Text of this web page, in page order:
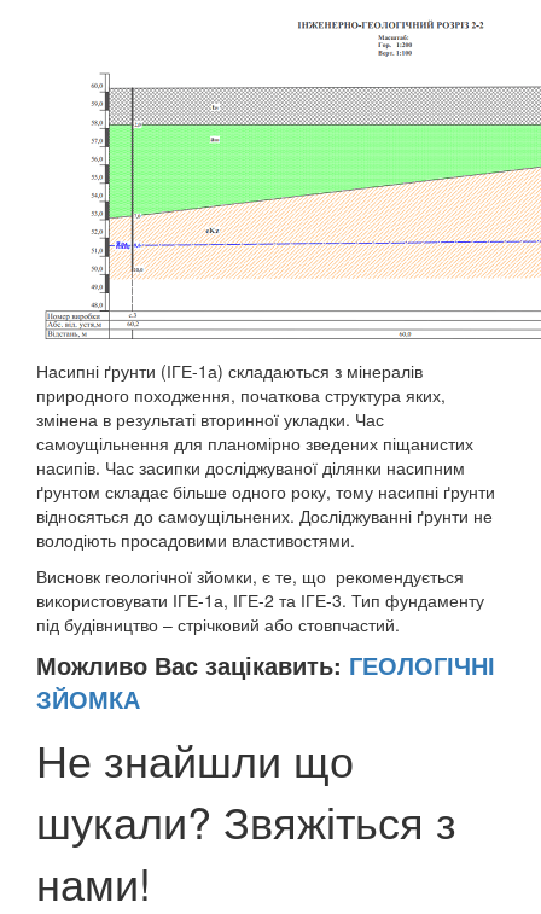
Насипні ґрунти (ІГЕ-1а) складаються з мінералів
природного походження, початкова структура яких,
змінена в результаті вторинної укладки. Час
самоущільнення для планомірно зведених піщанистих
насипів. Час засипки досліджуваної ділянки насипним
ґрунтом складає більше одного року, тому насипні ґрунти
відносяться до самоущільнених. Досліджуванні ґрунти не
володіють просадовими властивостями.
Висновк геологічної зйомки, є те, що рекомендується
використовувати ІГЕ-1а, ІГЕ-2 та ІГЕ-3. Тип фундаменту
під будівництво – стрічковий або стовпчастий.
Можливо Вас зацікавить: ГЕОЛОГІЧНІ
ЗЙОМКА
Не знайшли що
шукали? Звяжіться з
нами!